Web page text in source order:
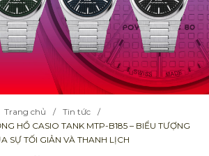
Trang chủ
Tin tức
HỒ CASIO TANK MTP-B185 – BIỂU TƯỢNG
SỰ TỐI GIẢN VÀ THANH LỊCH